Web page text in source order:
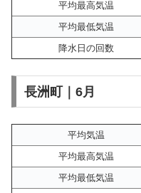
平均最高気温
平均最低気温
降水日の回数
長洲町｜6月
平均気温
平均最高気温
平均最低気温